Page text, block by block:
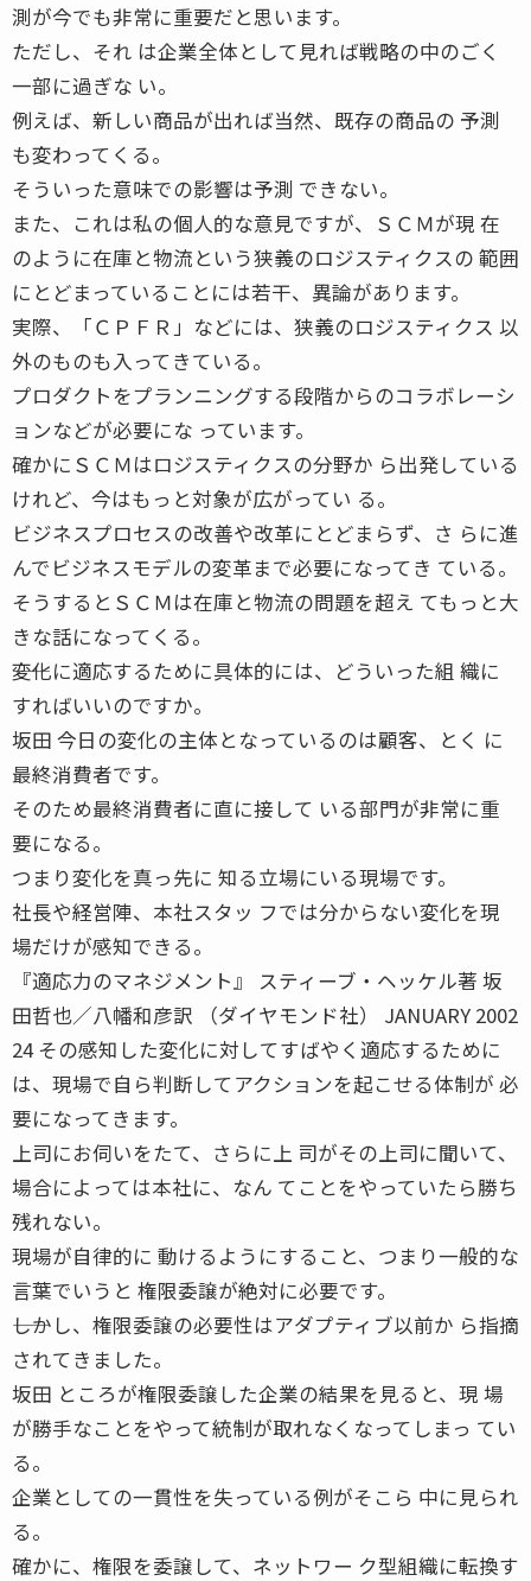
測が今でも非常に重要だと思います。
ただし、それ は企業全体として見れば戦略の中のごく
一部に過ぎな い。
例えば、新しい商品が出れば当然、既存の商品の 予測
も変わってくる。
そういった意味での影響は予測 できない。
また、これは私の個人的な意見ですが、ＳＣＭが現 在
のように在庫と物流という狭義のロジスティクスの 範囲
にとどまっていることには若干、異論があります。
実際、「ＣＰＦＲ」などには、狭義のロジスティクス 以
外のものも入ってきている。
プロダクトをプランニングする段階からのコラボレーシ
ョンなどが必要にな っています。
確かにＳＣＭはロジスティクスの分野か ら出発している
けれど、今はもっと対象が広がってい る。
ビジネスプロセスの改善や改革にとどまらず、さ らに進
んでビジネスモデルの変革まで必要になってき ている。
そうするとＳＣＭは在庫と物流の問題を超え てもっと大
きな話になってくる。
――変化に適応するために具体的には、どういった組 織に
すればいいのですか。
坂田 今日の変化の主体となっているのは顧客、とく に
最終消費者です。
そのため最終消費者に直に接して いる部門が非常に重
要になる。
つまり変化を真っ先に 知る立場にいる現場です。
社長や経営陣、本社スタッ フでは分からない変化を現
場だけが感知できる。
『適応力のマネジメント』 スティーブ・ヘッケル著 坂
田哲也／八幡和彦訳 （ダイヤモンド社） JANUARY 2002
24 その感知した変化に対してすばやく適応するために
は、現場で自ら判断してアクションを起こせる体制が 必
要になってきます。
上司にお伺いをたて、さらに上 司がその上司に聞いて、
場合によっては本社に、なん てことをやっていたら勝ち
残れない。
現場が自律的に 動けるようにすること、つまり一般的な
言葉でいうと 権限委譲が絶対に必要です。
――しかし、権限委譲の必要性はアダプティブ以前か ら指摘
されてきました。
坂田 ところが権限委譲した企業の結果を見ると、現 場
が勝手なことをやって統制が取れなくなってしまっ てい
る。
企業としての一貫性を失っている例がそこら 中に見られ
る。
確かに、権限を委譲して、ネットワー ク型組織に転換す